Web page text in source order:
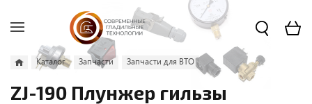
Каталог Запчасти Запчасти для ВТО
ZJ-190 Плунжер гильзы